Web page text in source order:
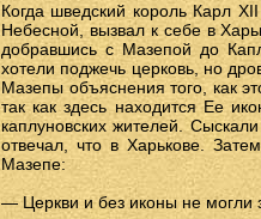
Когда шведский король Карл
Небесной, вызвал к себе в
добравшись с Мазепой до
хотели поджечь церковь, но
Мазепы объяснения того, как
так как здесь находится Ее
каплуновских жителей.
отвечал, что в Харькове.
Мазепе:
— Церкви и без иконы не могли